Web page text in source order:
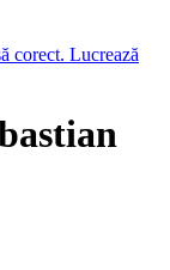
corect. Lucrează